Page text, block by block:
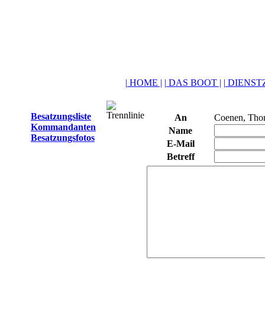
| HOME | | DAS BOOT | |
Besatzungsliste
Kommandanten
Besatzungsfotos
An
Coenen,
Name
E-Mail
Betreff